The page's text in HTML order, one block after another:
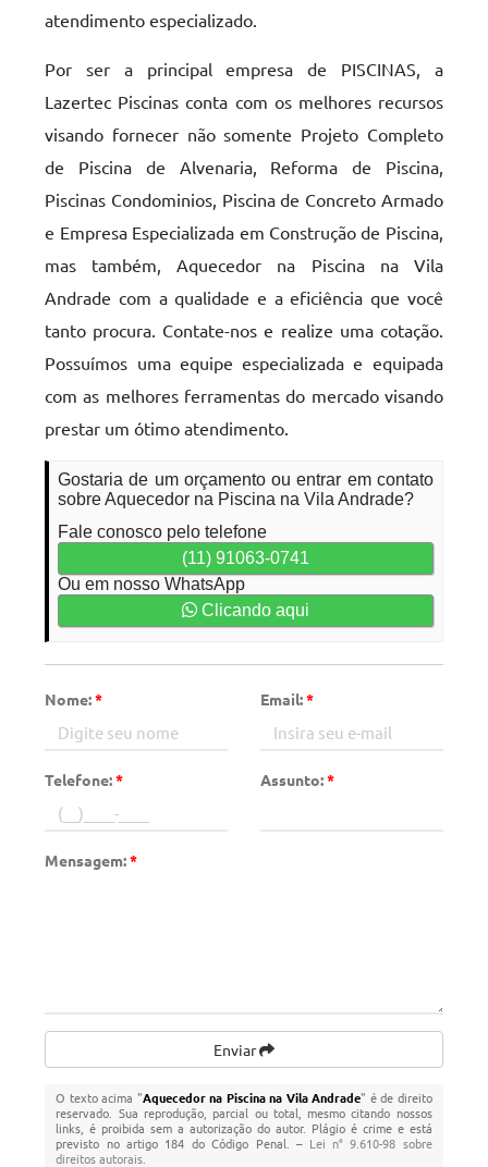
atendimento especializado.
Por ser a principal empresa de PISCINAS, a
Lazertec Piscinas conta com os melhores recursos
visando fornecer não somente Projeto Completo
de Piscina de Alvenaria, Reforma de Piscina,
Piscinas Condominios, Piscina de Concreto Armado
e Empresa Especializada em Construção de Piscina,
mas também, Aquecedor na Piscina na Vila
Andrade com a qualidade e a eficiência que você
tanto procura. Contate-nos e realize uma cotação.
Possuímos uma equipe especializada e equipada
com as melhores ferramentas do mercado visando
prestar um ótimo atendimento.
Gostaria de um orçamento ou entrar em contato
sobre Aquecedor na Piscina na Vila Andrade?
Fale conosco pelo telefone
(11) 91063-0741
Ou em nosso WhatsApp
Clicando aqui
Nome:* Email:*
Telefone:* Assunto:*
Mensagem:*
Enviar
O texto acima "Aquecedor na Piscina na Vila Andrade" é de direito
reservado. Sua reprodução, parcial ou total, mesmo citando nossos
links, é proibida sem a autorização do autor. Plágio é crime e está
previsto no artigo 184 do Código Penal. – Lei n° 9.610-98 sobre
direitos autorais